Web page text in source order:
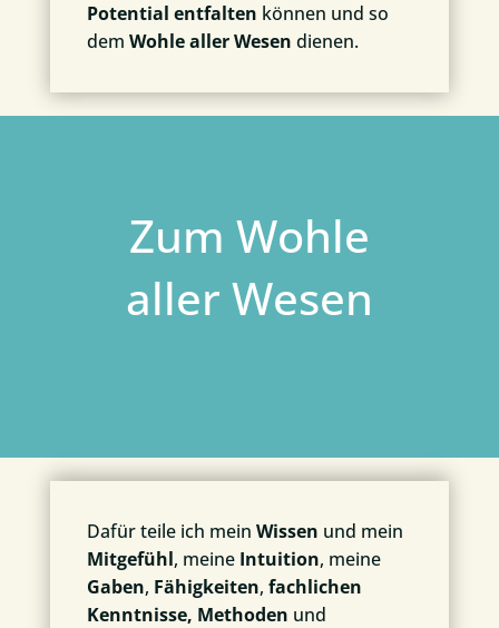
Potential entfalten können und so
dem Wohle aller Wesen dienen.
Zum Wohle
aller Wesen
Dafür teile ich mein Wissen und mein
Mitgefühl, meine Intuition, meine
Gaben, Fähigkeiten, fachlichen
Kenntnisse, Methoden und